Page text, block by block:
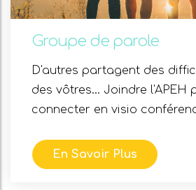
Groupe de parole
D'autres partagent des
des vôtres... Joindre l'APEH
connecter en visio
En Savoir Plus